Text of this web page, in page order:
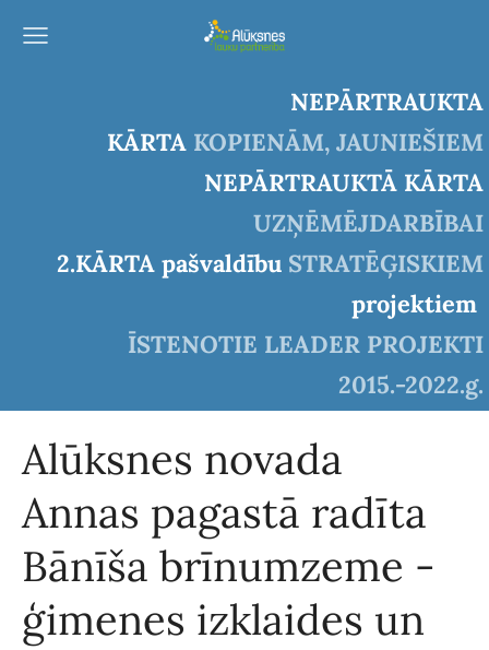
NEPĀRTRAUKTA
KĀRTA KOPIENĀM, JAUNIEŠIEM
NEPĀRTRAUKTĀ KĀRTA
UZŅĒMĒJDARBĪBAI
2.KĀRTA pašvaldību STRATĒĢISKIEM
projektiem
ĪSTENOTIE LEADER PROJEKTI
2015.-2022.g.
Alūksnes novada
Annas pagastā radīta
Bānīša brīnumzeme -
ģimenes izklaides un